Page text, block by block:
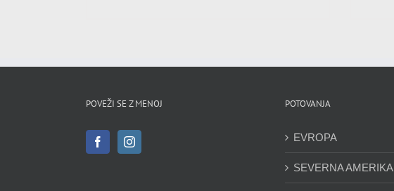
POVEŽI SE Z MENOJ POTOVANJA
EVROPA
SEVERNA AMERIKA